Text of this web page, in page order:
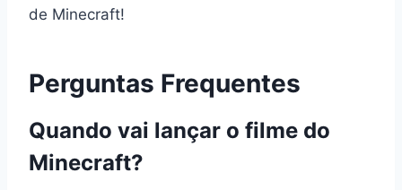
de Minecraft!
Perguntas Frequentes
Quando vai lançar o filme do
Minecraft?